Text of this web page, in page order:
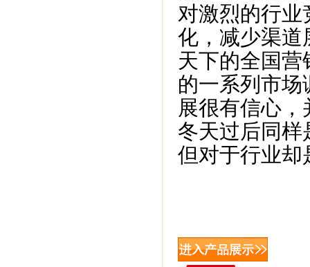
对激烈的行业
化，减少渠道
天下的全国
的一系列市
展很有信心
冬天过后同样
但对于行业却